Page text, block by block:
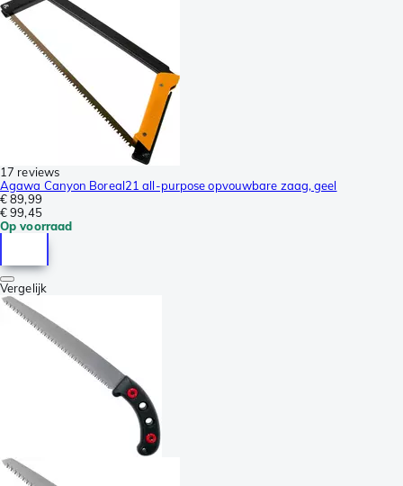
17 reviews
Agawa Canyon Boreal21 all-purpose opvouwbare zaag, geel
€ 89,99
€ 99,45
Op voorraad
Vergelijk